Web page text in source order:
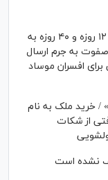
۲ عامل مهم صهیونیست‌ها در جنگ‌های ۱۲ روزه و ۴۰ روزه به
صفوت به جرم ارسال
افسران موساد
/ خرید ملک به نام
از شکات
نشده است